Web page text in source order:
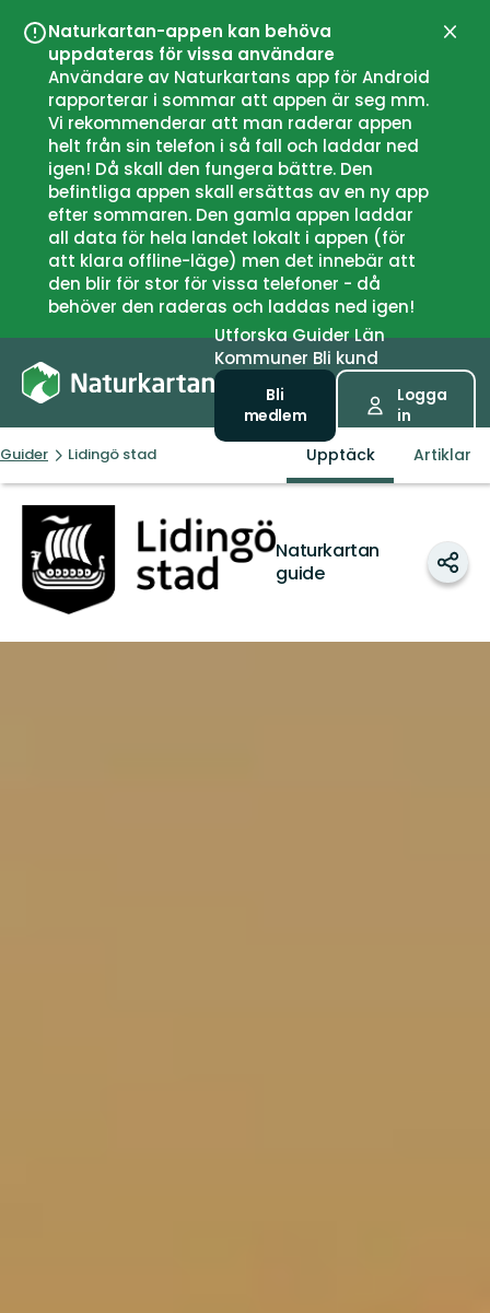
Naturkartan-appen kan behöva
uppdateras för vissa användare
Användare av Naturkartans app för Android
rapporterar i sommar att appen är seg mm.
Vi rekommenderar att man raderar appen
helt från sin telefon i så fall och laddar ned
igen! Då skall den fungera bättre. Den
befintliga appen skall ersättas av en ny app
efter sommaren. Den gamla appen laddar
all data för hela landet lokalt i appen (för
att klara offline-läge) men det innebär att
den blir för stor för vissa telefoner - då
behöver den raderas och laddas ned igen!
UtforskaGuiderLän
Kommuner Bli kund
Bli
medlem
Logga
in
Guider Lidingö stad Upptäck Artiklar
stad
Naturkartan
guide
Dela